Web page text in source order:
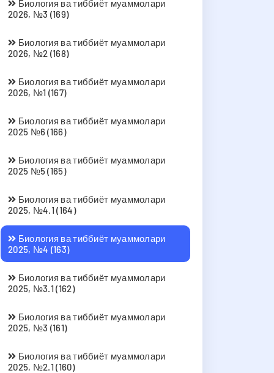
Биология ва тиббиёт муаммолари
2026, №3 (169)
Биология ва тиббиёт муаммолари
2026, №2 (168)
Биология ва тиббиёт муаммолари
2026, №1 (167)
Биология ва тиббиёт муаммолари
2025 №6 (166)
Биология ва тиббиёт муаммолари
2025 №5 (165)
Биология ва тиббиёт муаммолари
2025, №4.1 (164)
Биология ва тиббиёт муаммолари
2025, №4 (163)
Биология ва тиббиёт муаммолари
2025, №3.1 (162)
Биология ва тиббиёт муаммолари
2025, №3 (161)
Биология ва тиббиёт муаммолари
2025, №2.1 (160)